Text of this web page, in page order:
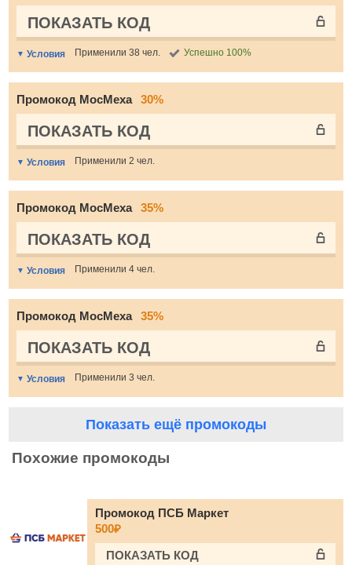
ПОКАЗАТЬ КОД
Условия Применили 38 чел. Успешно 100%
Промокод МосМеха 30%
ПОКАЗАТЬ КОД
Условия Применили 2 чел.
Промокод МосМеха 35%
ПОКАЗАТЬ КОД
Условия Применили 4 чел.
Промокод МосМеха 35%
ПОКАЗАТЬ КОД
Условия Применили 3 чел.
Показать ещё промокоды
Похожие промокоды
Промокод ПСБ Маркет
500₽
ПОКАЗАТЬ КОД